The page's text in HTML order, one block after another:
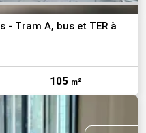
- Tram A, bus et TER à
105 m²